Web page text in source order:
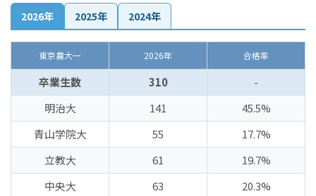
2026年 2025年 2024年
東京農大一 2026年 合格率
卒業生数 310
-
明治大
141
45.5%
青山学院大
55
17.7%
立教大
61
19.7%
中央大
63
20.3%